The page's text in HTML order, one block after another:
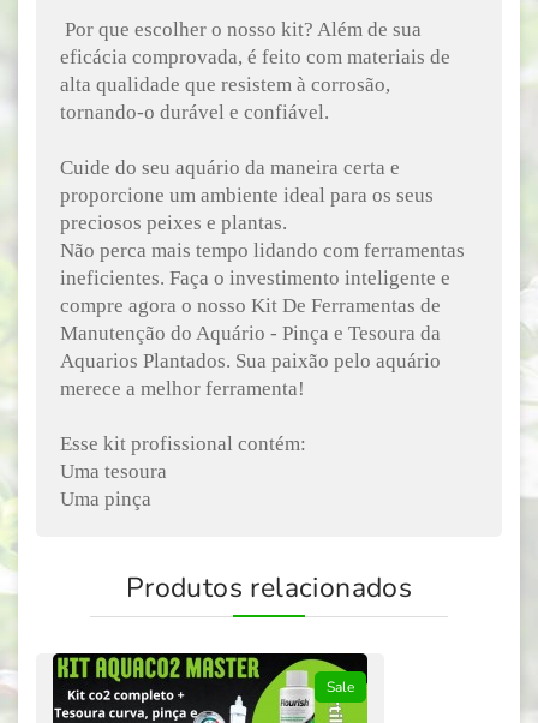
Por que escolher o nosso kit? Além de sua
eficácia comprovada, é feito com materiais de
alta qualidade que resistem à corrosão,
tornando-o durável e confiável.
Cuide do seu aquário da maneira certa e
proporcione um ambiente ideal para os seus
preciosos peixes e plantas.
Não perca mais tempo lidando com ferramentas
ineficientes. Faça o investimento inteligente e
compre agora o nosso Kit De Ferramentas de
Manutenção do Aquário - Pinça e Tesoura da
Aquarios Plantados. Sua paixão pelo aquário
merece a melhor ferramenta!
Esse kit profissional contém:
Uma tesoura
Uma pinça
Produtos relacionados
Sale